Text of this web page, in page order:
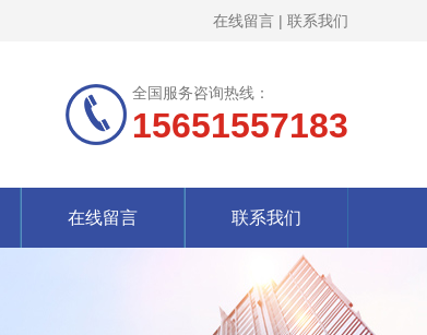
在线留言 | 联系我们
全国服务咨询热线：
15651557183
在线留言 联系我们